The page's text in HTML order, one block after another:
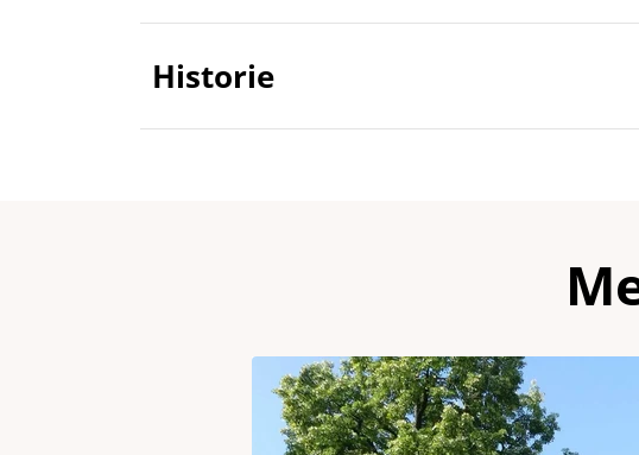
Historie